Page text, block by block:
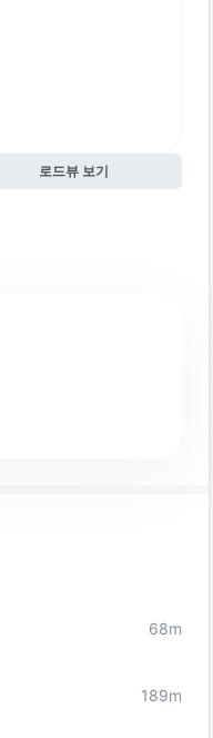
로드뷰 보기
68m
189m